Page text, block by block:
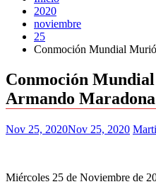
2020
noviembre
25
Conmoción Mundial
Conmoción
Armando Maradona
Nov 25, 2020Nov 25, 2020
Miércoles 25 de Noviembre de